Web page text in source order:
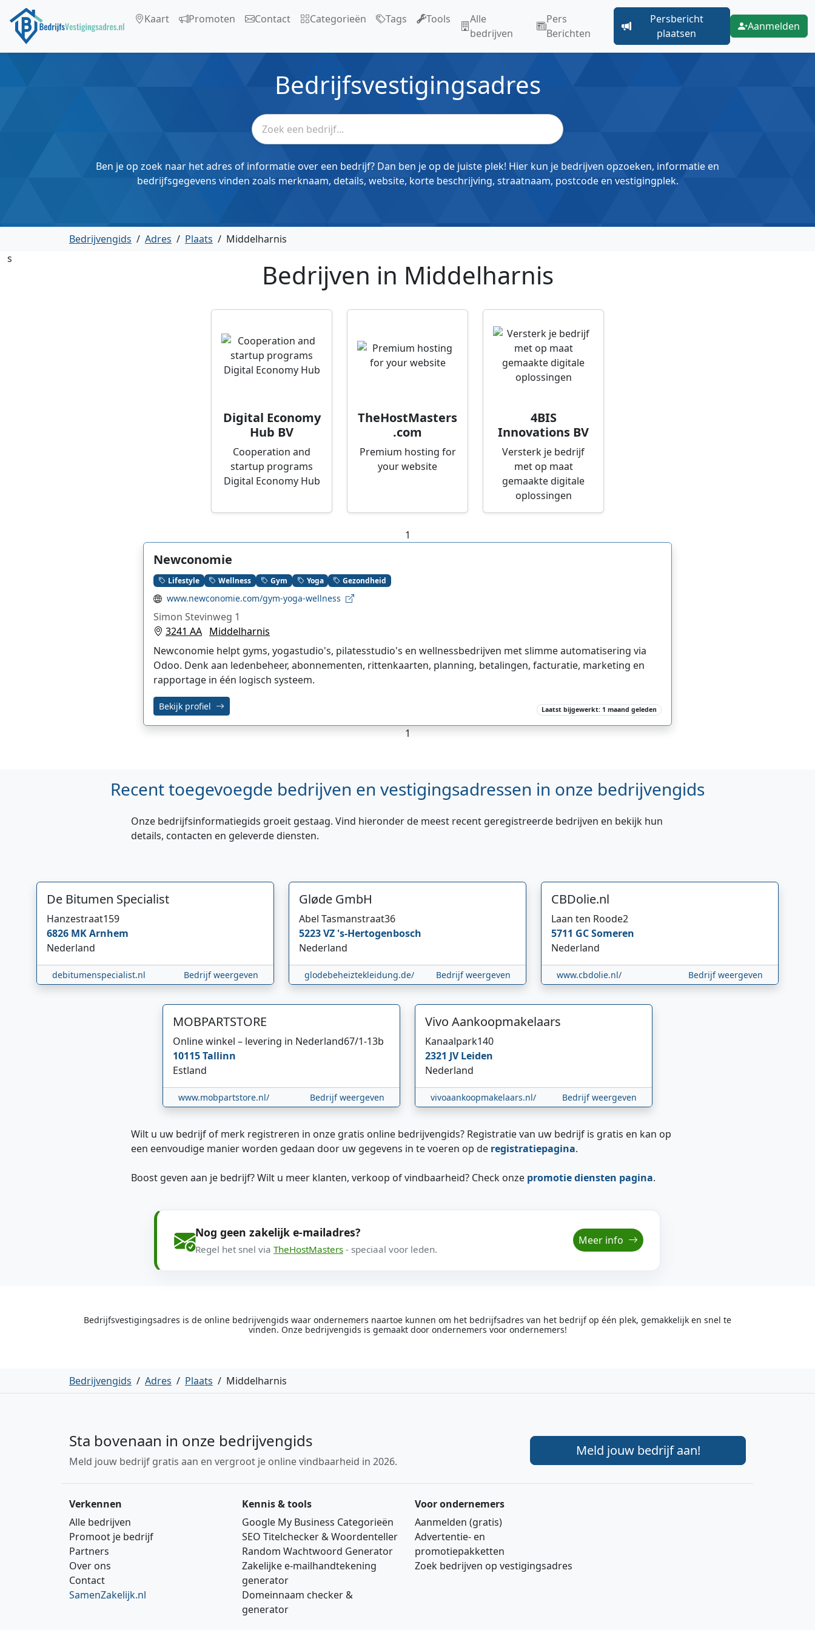
Kaart Promoten Contact Categorieën Tags Tools
Alle
bedrijven
Pers
Berichten
Persbericht
plaatsen
Aanmelden
Bedrijfsvestigingsadres
Ben je op zoek naar het adres of informatie over een bedrijf? Dan ben je op de juiste plek! Hier kun je bedrijven opzoeken, informatie en
bedrijfsgegevens vinden zoals merknaam, details, website, korte beschrijving, straatnaam, postcode en vestigingplek.
Bedrijvengids / Adres / Plaats / Middelharnis
s
Bedrijven in Middelharnis
Digital Economy
Hub BV
Cooperation and
startup programs
Digital Economy Hub
TheHostMasters
.com
Premium hosting for
your website
4BIS
Innovations BV
Versterk je bedrijf
met op maat
gemaakte digitale
oplossingen
1
Newconomie
Lifestyle Wellness Gym Yoga Gezondheid
www.newconomie.com/gym-yoga-wellness
Simon Stevinweg 1
3241 AA Middelharnis
Newconomie helpt gyms, yogastudio's, pilatesstudio's en wellnessbedrijven met slimme automatisering via
Odoo. Denk aan ledenbeheer, abonnementen, rittenkaarten, planning, betalingen, facturatie, marketing en
rapportage in één logisch systeem.
Bekijk profiel Laatst bijgewerkt: 1 maand geleden
1
Recent toegevoegde bedrijven en vestigingsadressen in onze bedrijvengids
Onze bedrijfsinformatiegids groeit gestaag. Vind hieronder de meest recent geregistreerde bedrijven en bekijk hun
details, contacten en geleverde diensten.
De Bitumen Specialist
Hanzestraat159
6826 MKArnhem
Nederland
debitumenspecialist.nl Bedrijf weergeven
Gløde GmbH
Abel Tasmanstraat36
5223 VZ 's-Hertogenbosch
Nederland
glodebeheiztekleidung.de/ Bedrijf weergeven
CBDolie.nl
Laan ten Roode2
5711 GCSomeren
Nederland
www.cbdolie.nl/ Bedrijf weergeven
MOBPARTSTORE
Online winkel – levering in Nederland67/1-13b
10115Tallinn
Estland
www.mobpartstore.nl/ Bedrijf weergeven
Vivo Aankoopmakelaars
Kanaalpark140
2321 JVLeiden
Nederland
vivoaankoopmakelaars.nl/ Bedrijf weergeven
Wilt u uw bedrijf of merk registreren in onze gratis online bedrijvengids? Registratie van uw bedrijf is gratis en kan op
een eenvoudige manier worden gedaan door uw gegevens in te voeren op de registratiepagina.
Boost geven aan je bedrijf? Wilt u meer klanten, verkoop of vindbaarheid? Check onze promotie diensten pagina.
Nog geen zakelijk e-mailadres?
Regel het snel via TheHostMasters - speciaal voor leden.
Meer info
Bedrijfsvestigingsadres is de online bedrijvengids waar ondernemers naartoe kunnen om het bedrijfsadres van het bedrijf op één plek, gemakkelijk en snel te
vinden. Onze bedrijvengids is gemaakt door ondernemers voor ondernemers!
Bedrijvengids / Adres / Plaats / Middelharnis
Sta bovenaan in onze bedrijvengids
Meld jouw bedrijf gratis aan en vergroot je online vindbaarheid in 2026.
Meld jouw bedrijf aan!
Verkennen
Alle bedrijven
Promoot je bedrijf
Partners
Over ons
Contact
SamenZakelijk.nl
Kennis & tools
Google My Business Categorieën
SEO Titelchecker & Woordenteller
Random Wachtwoord Generator
Zakelijke e‑mailhandtekening
generator
Domeinnaam checker &
generator
Voor ondernemers
Aanmelden (gratis)
Advertentie‑ en
promotiepakketten
Zoek bedrijven op vestigingsadres